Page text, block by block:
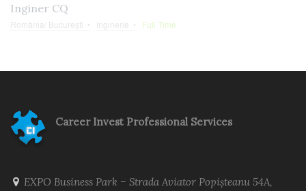
Inginer CQ
România/ București Inginerie Full Time
Career Invest Professional Services
EXPO Business Park – Strada Aviator Popișteanu 54A,